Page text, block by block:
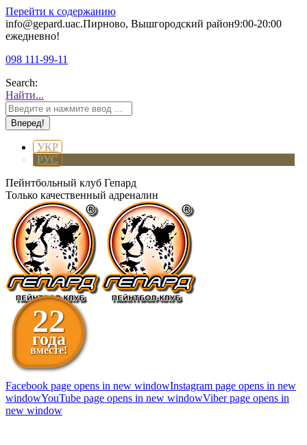
Перейти к содержанию
info@gepard.uaс.Пирново, Вышгородский район9:00-20:00
ежедневно!
098 111-99-11
Search:
Найти...
УКР
РУС
Пейнтбольный клуб Гепард
Только качественный адреналин
22
года
вместе!
Facebook page opens in new windowInstagram page opens in new
windowYouTube page opens in new windowViber page opens in
new window